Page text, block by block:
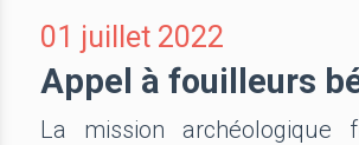
01 juillet 2022
Appel à fouilleurs
La mission archéologique